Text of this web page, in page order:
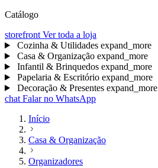
Catálogo
storefront Ver toda a loja
Cozinha & Utilidades expand_more
Casa & Organização expand_more
Infantil & Brinquedos expand_more
Papelaria & Escritório expand_more
Decoração & Presentes expand_more
chat Falar no WhatsApp
Início
Casa & Organização
Organizadores